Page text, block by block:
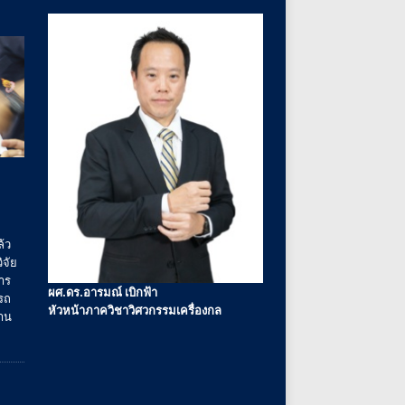
ว
ย
ร
ถ
น
ผศ.ดร.อารมณ์ เบิกฟ้า
หัวหน้าภาควิชาวิศวกรรมเครื่องกล